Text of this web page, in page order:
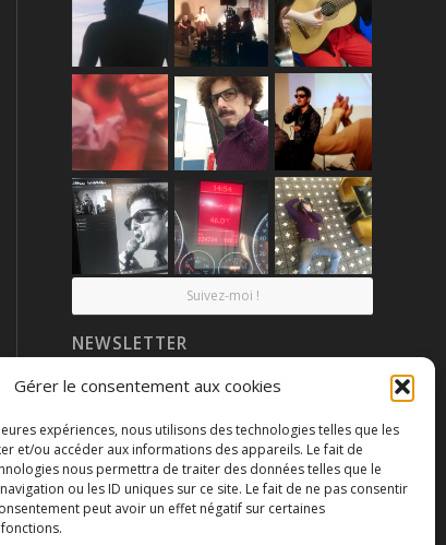
Gérer le consentement aux cookies
expériences, nous utilisons des technologies telles que les
et/ou accéder aux informations des appareils. Le fait de
nous permettra de traiter des données telles que le
ou les ID uniques sur ce site. Le fait de ne pas consentir
peut avoir un effet négatif sur certaines
Suivez-moi !
NEWSLETTER